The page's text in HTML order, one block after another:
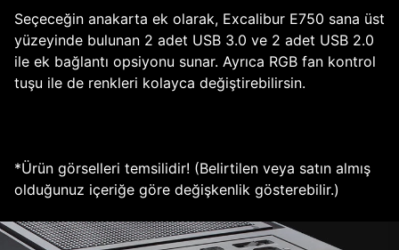
Seçeceğin anakarta ek olarak, Excalibur E750 sana üst
yüzeyinde bulunan 2 adet USB 3.0 ve 2 adet USB 2.0
ile ek bağlantı opsiyonu sunar. Ayrıca RGB fan kontrol
tuşu ile de renkleri kolayca değiştirebilirsin.
*Ürün görselleri temsilidir! (Belirtilen veya satın almış
olduğunuz içeriğe göre değişkenlik gösterebilir.)